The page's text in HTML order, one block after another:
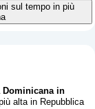
sul tempo in più
in
alta in Repubblica